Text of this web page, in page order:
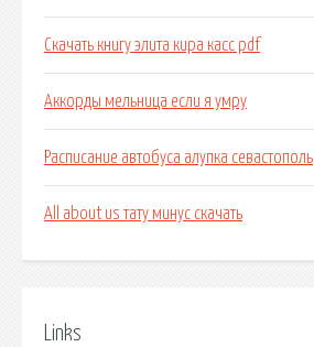
Скачать книгу элита кира касс pdf
Аккорды мельница если я умру
Расписание автобуса алупка севастополь
All about us тату минус скачать
Links